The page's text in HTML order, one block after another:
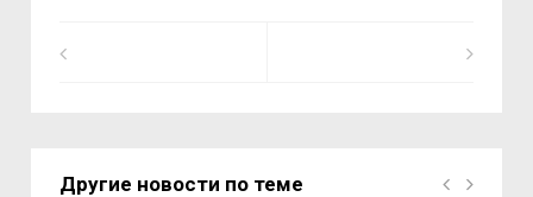
Другие новости по теме